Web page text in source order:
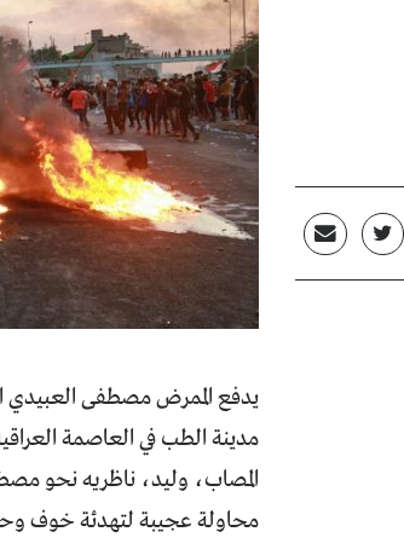
يدفع الممرض مصطفى العبيدي
مدينة الطب في العاصمة
المصاب، وليد، ناظريه نحو
محاولة عجيبة لتهدئة خوف